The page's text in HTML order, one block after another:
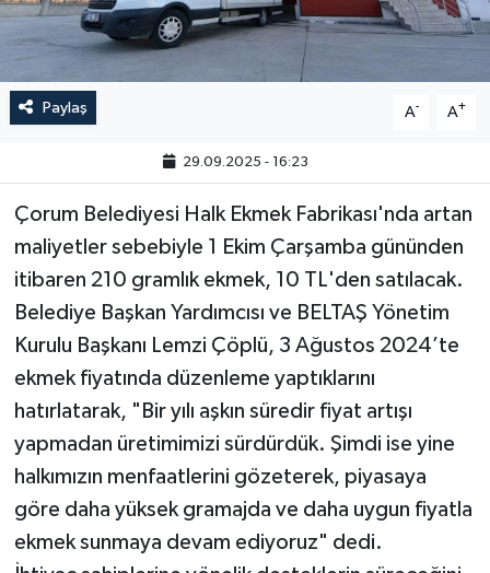
Paylaş A- A+
29.09.2025 - 16:23
Çorum Belediyesi Halk Ekmek Fabrikası'nda artan
maliyetler sebebiyle 1 Ekim Çarşamba gününden
itibaren 210 gramlık ekmek, 10 TL'den satılacak.
Belediye Başkan Yardımcısı ve BELTAŞ Yönetim
Kurulu Başkanı Lemzi Çöplü, 3 Ağustos 2024’te
ekmek fiyatında düzenleme yaptıklarını
hatırlatarak, "Bir yılı aşkın süredir fiyat artışı
yapmadan üretimimizi sürdürdük. Şimdi ise yine
halkımızın menfaatlerini gözeterek, piyasaya
göre daha yüksek gramajda ve daha uygun fiyatla
ekmek sunmaya devam ediyoruz" dedi.